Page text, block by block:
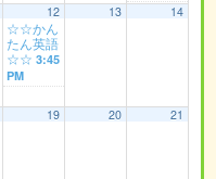
12
☆☆かん
たん英語
☆☆3:45
PM
13 14
19 20 21